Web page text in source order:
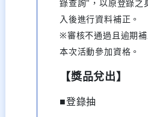
錄查詢"，以原登錄
入後進行資料補正。
※審核不通過且逾期
本次活動參加資格。
【獎品兌出】
■登錄抽